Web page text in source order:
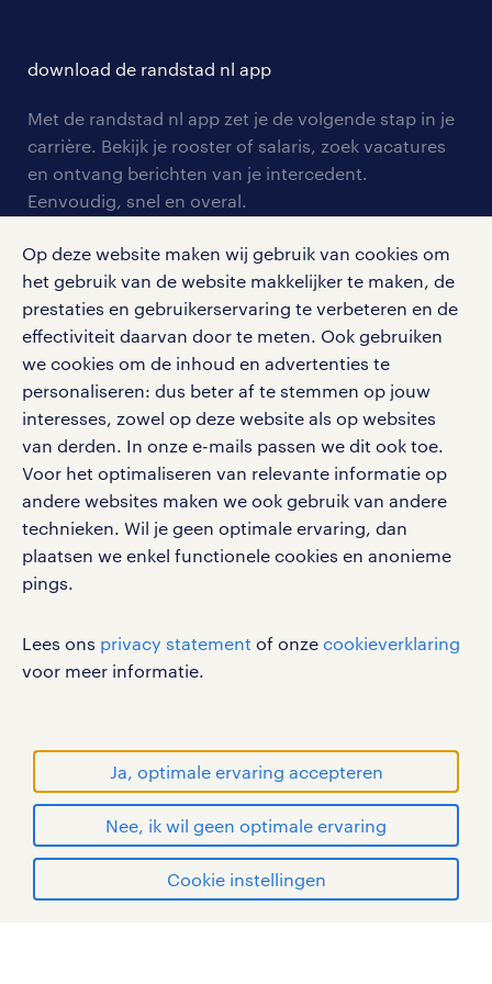
Op deze website maken wij gebruik van cookies om
het gebruik van de website makkelijker te maken, de
prestaties en gebruikerservaring te verbeteren en de
effectiviteit daarvan door te meten. Ook gebruiken
we cookies om de inhoud en advertenties te
personaliseren: dus beter af te stemmen op jouw
interesses, zowel op deze website als op websites
van derden. In onze e-mails passen we dit ook toe.
Voor het optimaliseren van relevante informatie op
andere websites maken we ook gebruik van andere
technieken. Wil je geen optimale ervaring, dan
plaatsen we enkel functionele cookies en anonieme
pings.
Lees ons privacy statement of onze cookieverklaring
voor meer informatie.
Ja, optimale ervaring accepteren
Nee, ik wil geen optimale ervaring
Cookie instellingen
solliciteren
tarieven
personeel gezocht
aanmelden nieuwsbrief
solliciteren
blogs en artikelen
salarischecker
onze vestigingen
pers
klachten en misstanden
download de randstad nl app
Met de randstad nl app zet je de volgende stap in je
carrière. Bekijk je rooster of salaris, zoek vacatures
en ontvang berichten van je intercedent.
Eenvoudig, snel en overal.
google play store
social media
Volg ons voor de leukste content omtrent
vacatures, solliciteren en inspiratie.
werken bij randstad
privacystatement
sitemap
RANDSTAD, HUMAN FORWARD en SHAPING THE
WORLD OF WORK zijn geregistreerde
handelsmerken van Randstad N.V.